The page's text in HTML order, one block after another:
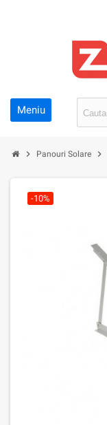
Meniu
chevron_right Panouri Solare chevron_right
-10%